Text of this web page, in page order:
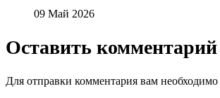
09 Май 2026
Оставить комментарий
Для отправки комментария вам необходимо